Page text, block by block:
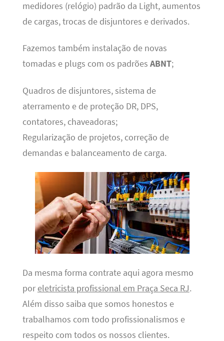
medidores (relógio) padrão da Light, aumentos
de cargas, trocas de disjuntores e derivados.
Fazemos também instalação de novas
tomadas e plugs com os padrões ABNT;
Quadros de disjuntores, sistema de
aterramento e de proteção DR, DPS,
contatores, chaveadoras;
Regularização de projetos, correção de
demandas e balanceamento de carga.
Da mesma forma contrate aqui agora mesmo
por eletricista profissional em Praça Seca RJ.
Além disso saiba que somos honestos e
trabalhamos com todo profissionalismos e
respeito com todos os nossos clientes.